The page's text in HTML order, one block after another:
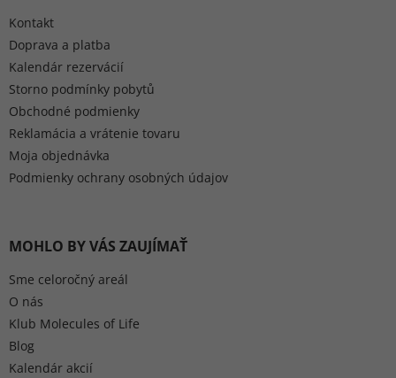
Kontakt
Doprava a platba
Kalendár rezervácií
Storno podmínky pobytů
Obchodné podmienky
Reklamácia a vrátenie tovaru
Moja objednávka
Podmienky ochrany osobných údajov
MOHLO BY VÁS ZAUJÍMAŤ
Sme celoročný areál
O nás
Klub Molecules of Life
Blog
Kalendár akcií